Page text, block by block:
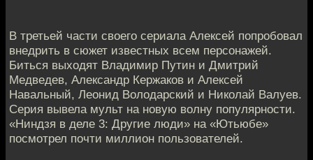
В третьей части своего сериала Алексей попробовал
внедрить в сюжет известных всем персонажей.
Биться выходят Владимир Путин и Дмитрий
Медведев, Александр Кержаков и Алексей
Навальный, Леонид Володарский и Николай Валуев.
Серия вывела мульт на новую волну популярности.
«Ниндзя в деле 3: Другие люди» на «Ютьюбе»
посмотрел почти миллион пользователей.